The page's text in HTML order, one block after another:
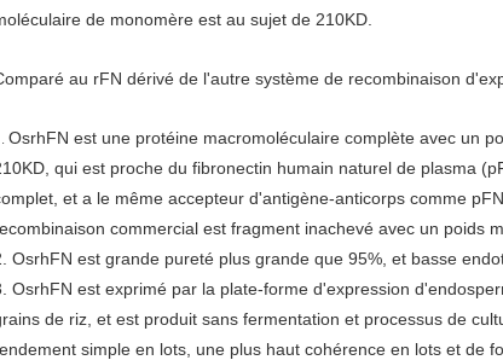
de monomère est au sujet de 210KD.
au rFN dérivé de l'autre système de recombinaison
OsrhFN est une protéine macromoléculaire complète avec un
qui est proche du fibronectin humain naturel de plasma
et a le même accepteur d'antigène-anticorps comme
commercial est fragment inachevé avec un poids
OsrhFN est grande pureté plus grande que 95%, et basse
OsrhFN est exprimé par la plate-forme d'expression
de riz, et est produit sans fermentation et processus de
simple en lots, une plus haut cohérence en lots et de